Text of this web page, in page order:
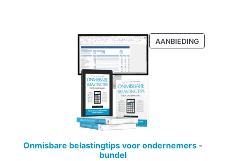
AANBIEDING
IN
Onmisbare belastingtips voor ondernemers -
bundel